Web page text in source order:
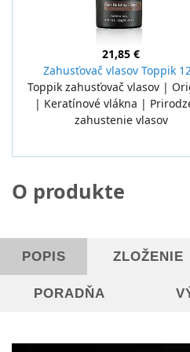
21,85 €
Zahusťovač vlasov Toppik
Toppik zahusťovač vlasov |
| Keratínové vlákna |
zahustenie vlasov
O produkte
POPIS ZLOŽENIE
PORADŇA